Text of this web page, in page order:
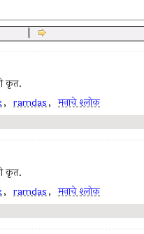
कृत.
, ramdas, मनाचे श्लोक
कृत.
, ramdas, मनाचे श्लोक